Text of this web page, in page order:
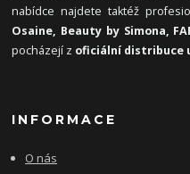
nabídce najdete taktéž
Osaine, Beauty by Simona,
pocházejí z oficiální distribuce
INFORMACE
O nás